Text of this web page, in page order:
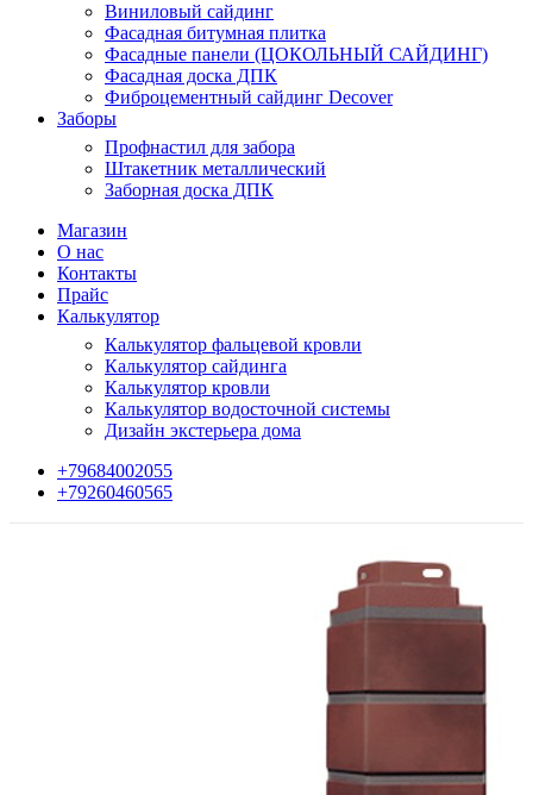
Виниловый сайдинг
Фасадная битумная плитка
Фасадные панели (ЦОКОЛЬНЫЙ САЙДИНГ)
Фасадная доска ДПК
Фиброцементный сайдинг Decover
Заборы
Профнастил для забора
Штакетник металлический
Заборная доска ДПК
Магазин
О нас
Контакты
Прайс
Калькулятор
Калькулятор фальцевой кровли
Калькулятор сайдинга
Калькулятор кровли
Калькулятор водосточной системы
Дизайн экстерьера дома
+79684002055
+79260460565